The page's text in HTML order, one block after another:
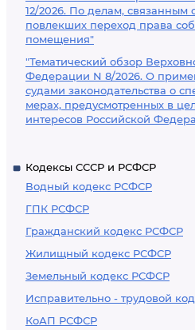
12/2026. По делам, связанным
повлекших переход права
помещения"
"Тематический обзор
Федерации N 8/2026. О
судами законодательства о
мерах, предусмотренных в
интересов Российской
Кодексы СССР и РСФСР
Водный кодекс РСФСР
ГПК РСФСР
Гражданский кодекс РСФСР
Жилищный кодекс РСФСР
Земельный кодекс РСФСР
Исправительно - трудовой
КоАП РСФСР